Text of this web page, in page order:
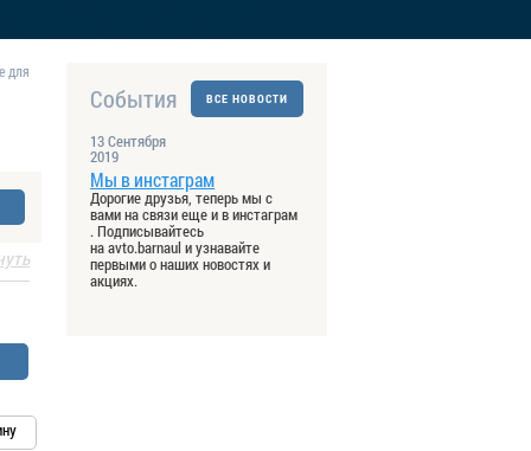
ВСЕ НОВОСТИ
События
13 Сентября
2019
Мы в инстаграм
Дорогие друзья, теперь мы с
вами на связи еще и в инстаграм
. Подписывайтесь
на avto.barnaul и узнавайте
первыми о наших новостях и
акциях.
для